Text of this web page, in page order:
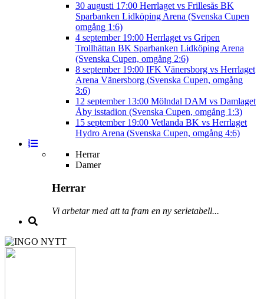
30 augusti 17:00 Herrlaget vs Frillesås BK
Sparbanken Lidköping Arena (Svenska Cupen
omgång 1:6)
4 september 19:00 Herrlaget vs Gripen
Trollhättan BK Sparbanken Lidköping Arena
(Svenska Cupen, omgång 2:6)
8 september 19:00 IFK Vänersborg vs Herrlaget
Arena Vänersborg (Svenska Cupen, omgång
3:6)
12 september 13:00 Mölndal DAM vs Damlaget
Åby isstadion (Svenska Cupen, omgång 1:3)
15 september 19:00 Vetlanda BK vs Herrlaget
Hydro Arena (Svenska Cupen, omgång 4:6)
Herrar
Damer
Herrar
Vi arbetar med att ta fram en ny serietabell...